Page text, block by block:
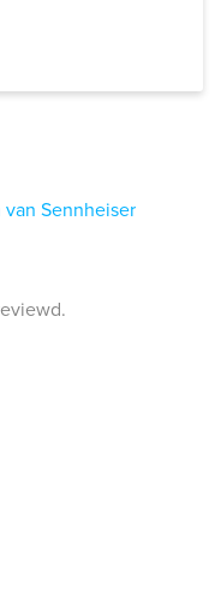
Sennheiser